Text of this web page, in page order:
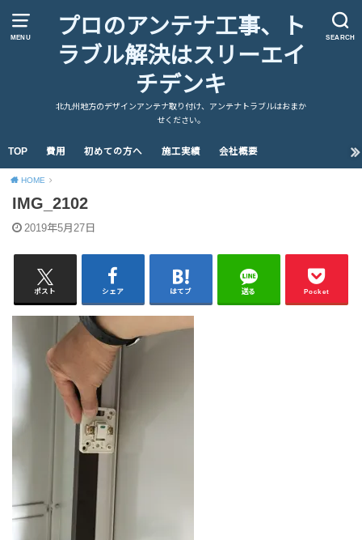
MENU SEARCH
プロのアンテナ工事、ト
ラブル解決はスリーエイ
チデンキ
北九州地方のデザインアンテナ取り付け、アンテナトラブルはおまか
せください。
TOP 費用 初めての方へ 施工実績 会社概要
HOME
IMG_2102
2019年5月27日
ポスト シェア はてブ 送る Pocket